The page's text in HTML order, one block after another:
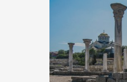
візантійської доби.
культурної спадщини
Офіційно – на
влада в Україні